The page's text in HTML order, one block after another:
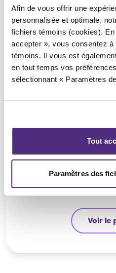
Afin de vous offrir une
personnalisée et optimale,
fichiers témoins (cookies).
accepter », vous consentez à
témoins. Il vous est
en tout temps vos
sélectionnant « Paramètres
Tout
Paramètres des
Jean-
CPA,
Voir le
Jean-